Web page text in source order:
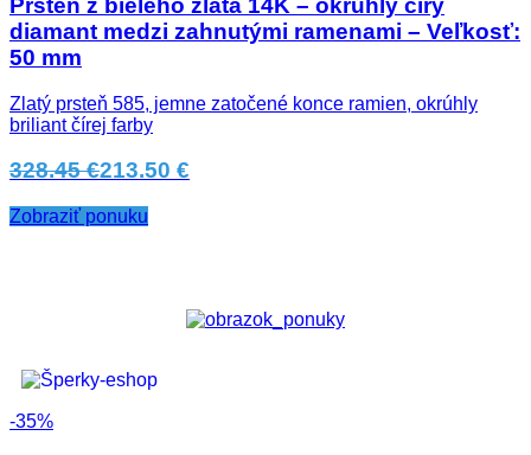
Prsteň z bieleho zlata 14K – okrúhly číry
diamant medzi zahnutými ramenami – Veľkosť:
50 mm
Zlatý prsteň 585, jemne zatočené konce ramien, okrúhly
briliant čírej farby
328.45 €213.50 €
Zobraziť ponuku
-35%